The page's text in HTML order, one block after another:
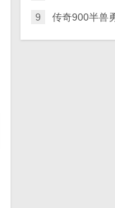
9 传奇900半兽勇